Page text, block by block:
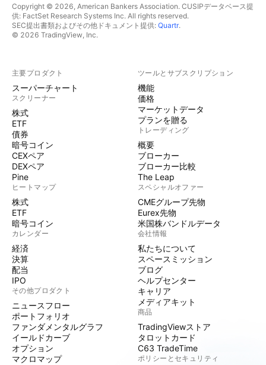
Copyright © 2026, American Bankers Association. CUSIPデータベース提
供: FactSet Research Systems Inc. All rights reserved.
SEC提出書類およびその他ドキュメント提供: Quartr.
© 2026 TradingView, Inc.
主要プロダクト
スーパーチャート
スクリーナー
株式
ETF
債券
暗号コイン
CEXペア
DEXペア
Pine
ヒートマップ
株式
ETF
暗号コイン
カレンダー
経済
決算
配当
IPO
その他プロダクト
ニュースフロー
ポートフォリオ
ファンダメンタルグラフ
イールドカーブ
オプション
マクロマップ
ツールとサブスクリプション
機能
価格
マーケットデータ
プランを贈る
トレーディング
概要
ブローカー
ブローカー比較
The Leap
スペシャルオファー
CMEグループ先物
Eurex先物
米国株バンドルデータ
会社情報
私たちについて
スペースミッション
ブログ
ヘルプセンター
キャリア
メディアキット
商品
TradingViewストア
タロットカード
C63 TradeTime
ポリシーとセキュリティ